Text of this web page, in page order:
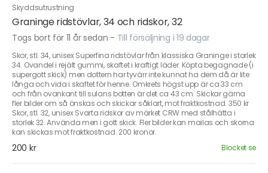
Skyddsutrustning
Graninge ridstövlar, 34 och ridskor, 32
Togs bort för 11 år sedan - Till försäljning i 19 dagar
Skor, stl. 34, unisex Superfina ridstövlar från klassiska Graninge i storlek
34. Ovandel i rejält gummi, skaftet i kraftigt läder. Köpta begagnade (i
supergott skick) men dottern har tyvärr inte kunnat ha dem då är lite
långa och vida i skaftet för henne. Omkrets högst upp är ca 33 cm
och från ovankant till sulans botten är det ca 43 cm. Skickar gärna
fler bilder om så önskas och skickar såklart, mot fraktkostnad. 350 kr
Skor, stl. 32, unisex Svarta ridskor av märket CRW med stålhätta i
storlek 32. Använda men i gott skick. Fler bilder kan mailas och skorna
kan skickas mot fraktkostnad. 200 kronor.
200 kr Blocket.se